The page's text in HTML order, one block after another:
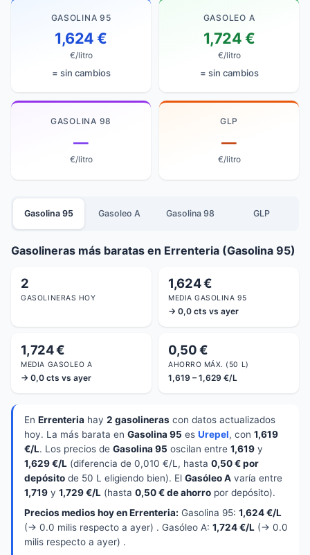
GASOLINA 95
1,624 €
€/litro
= sin cambios
GASOLEO A
1,724 €
€/litro
= sin cambios
GASOLINA 98
—
€/litro
GLP
—
€/litro
Gasolina 95 Gasoleo A Gasolina 98 GLP
Gasolineras más baratas en Errenteria (Gasolina 95)
2
GASOLINERAS HOY
1,624 €
MEDIA GASOLINA 95
→ 0,0 cts vs ayer
1,724 €
MEDIA GASOLEO A
→ 0,0 cts vs ayer
0,50 €
AHORRO MÁX. (50 L)
1,619 – 1,629 €/L
En Errenteria hay 2 gasolineras con datos actualizados
hoy. La más barata en Gasolina 95 es Urepel, con 1,619
€/L. Los precios de Gasolina 95 oscilan entre 1,619 y
1,629 €/L (diferencia de 0,010 €/L, hasta 0,50 € por
depósito de 50 L eligiendo bien). El Gasóleo A varía entre
1,719 y 1,729 €/L (hasta 0,50 € de ahorro por depósito).
Precios medios hoy en Errenteria: Gasolina 95: 1,624 €/L
(→ 0.0 milis respecto a ayer) . Gasóleo A: 1,724 €/L (→ 0.0
milis respecto a ayer) .